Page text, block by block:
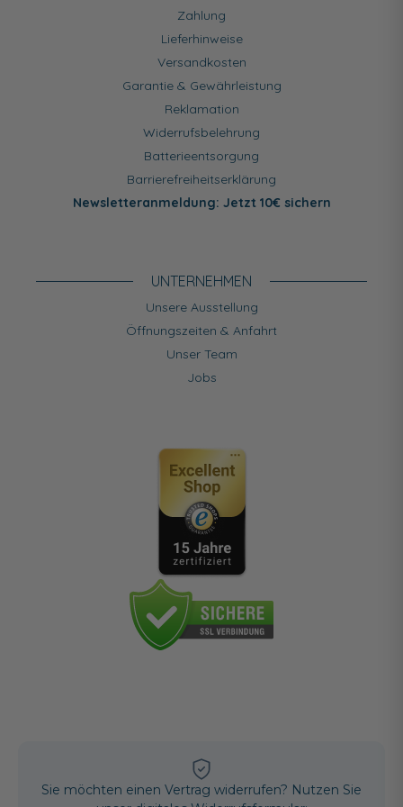
Zahlung
Lieferhinweise
Versandkosten
Garantie & Gewährleistung
Reklamation
Widerrufsbelehrung
Batterieentsorgung
Barrierefreiheitserklärung
Newsletteranmeldung: Jetzt 10€ sichern
UNTERNEHMEN
Unsere Ausstellung
Öffnungszeiten & Anfahrt
Unser Team
Jobs
Sie möchten einen Vertrag widerrufen? Nutzen Sie